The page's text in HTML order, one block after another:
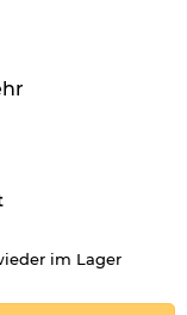
im Lager